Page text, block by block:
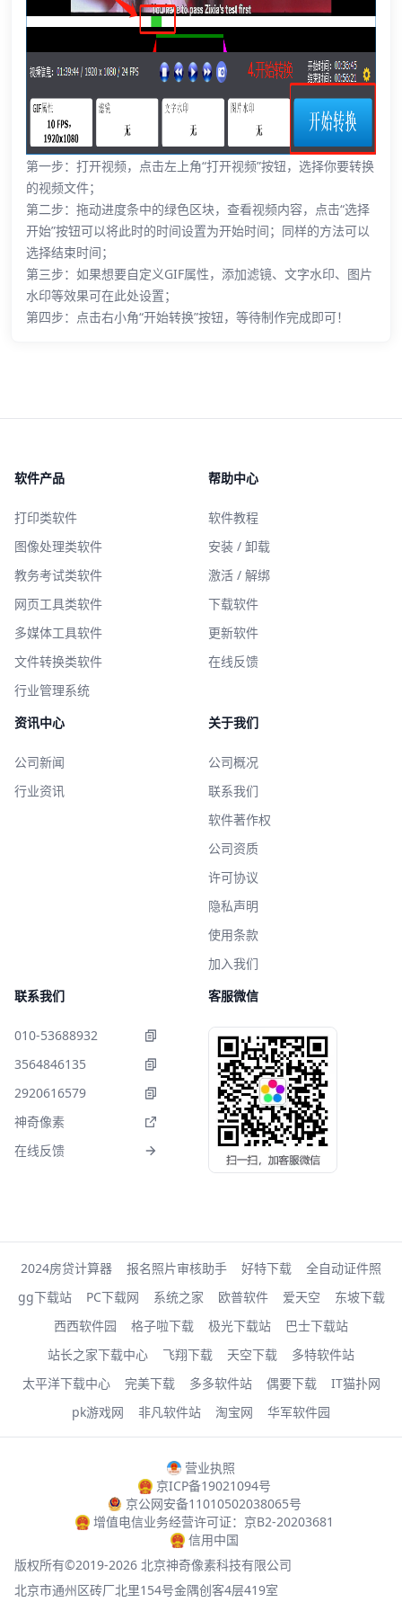
第一步：打开视频，点击左上角“打开视频”按钮，选择你要转换
的视频文件；
第二步：拖动进度条中的绿色区块，查看视频内容，点击“选择
开始”按钮可以将此时的时间设置为开始时间；同样的方法可以
选择结束时间；
第三步：如果想要自定义GIF属性，添加滤镜、文字水印、图片
水印等效果可在此处设置；
第四步：点击右小角“开始转换”按钮，等待制作完成即可！
软件产品
打印类软件
图像处理类软件
教务考试类软件
网页工具类软件
多媒体工具软件
文件转换类软件
行业管理系统
帮助中心
软件教程
安装 / 卸载
激活 / 解绑
下载软件
更新软件
在线反馈
资讯中心
公司新闻
行业资讯
关于我们
公司概况
联系我们
软件著作权
公司资质
许可协议
隐私声明
使用条款
加入我们
联系我们
010-53688932
3564846135
2920616579
神奇像素
在线反馈
客服微信
2024房贷计算器 报名照片审核助手 好特下载
全自动证件照
gg下载站
PC下载网 系统之家 欧普软件 爱天空
东坡下载
西西软件园
格子啦下载 极光下载站
巴士下载站
站长之家下载中心
飞翔下载 天空下载
多特软件站
太平洋下载中心
完美下载 多多软件站 偶要下载
IT猫扑网
pk游戏网
非凡软件站 淘宝网 华军软件园
营业执照
京ICP备19021094号
京公网安备11010502038065号
增值电信业务经营许可证：京B2-20203681
信用中国
版权所有©2019-2026 北京神奇像素科技有限公司
北京市通州区砖厂北里154号金隅创客4层419室